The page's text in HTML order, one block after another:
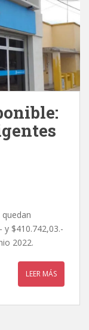
y $410.742,03.-
2022.
LEER MÁS